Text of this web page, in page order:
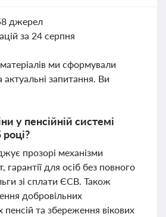
джерел
за 24 серпня
ми сформували
актуальні запитання. Ви
у пенсійній системі
прозорі механізми
гарантії для осіб без повного
зі сплати ЄСВ. Також
добровільних
пенсій та збереження вікових